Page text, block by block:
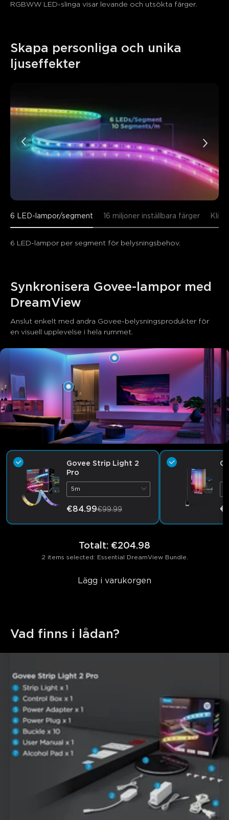
RGBWW LED-slinga visar levande och utsökta färger.
Skapa personliga och unika
ljuseffekter
6 LED-lampor/segment 16 miljoner inställbara färger
6 LED-lampor per segment för belysningsbehov.
Synkronisera Govee-lampor med
DreamView
Anslut enkelt med andra Govee-belysningsprodukter för
en visuell upplevelse i hela rummet.
Govee Strip Light 2
Pro
5m
€84.99€99.99
Totalt: €204.98
2 items selected: Essential DreamView Bundle.
Lägg i varukorgen
Vad finns i lådan?